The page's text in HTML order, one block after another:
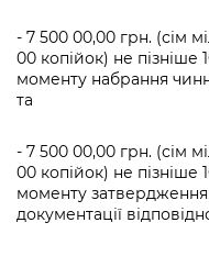
- 7 500 00,00 грн. (сім
00 копійок) не пізніше
моменту набрання
та
- 7 500 00,00 грн. (сім
00 копійок) не пізніше
моменту
документації